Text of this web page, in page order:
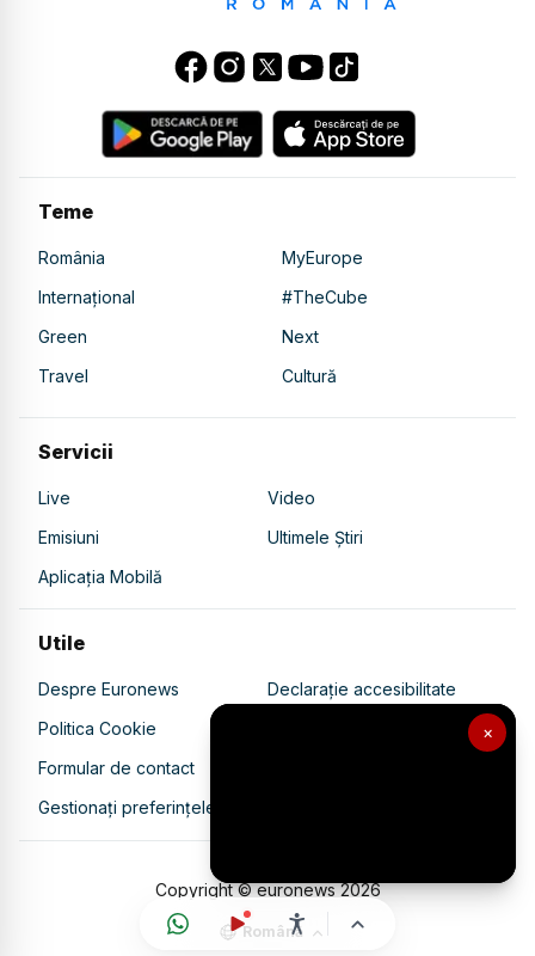
×
Teme
România
MyEurope
Internațional
#TheCube
Green
Next
Travel
Cultură
Servicii
Live
Video
Emisiuni
Ultimele Știri
Aplicația Mobilă
Utile
Despre Euronews
Declarație accesibilitate
Politica Cookie
Politica de confidențialitate
Formular de contact
Gestionați preferințele
Copyright © euronews2026
Română